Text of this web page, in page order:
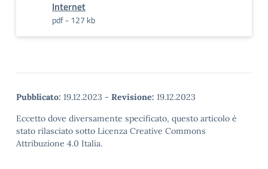
Internet
pdf - 127 kb
Pubblicato: 19.12.2023 - Revisione: 19.12.2023
Eccetto dove diversamente specificato, questo articolo è
stato rilasciato sotto Licenza Creative Commons
Attribuzione 4.0 Italia.